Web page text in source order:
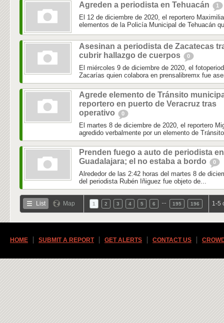
Agreden a periodista en Tehuacán 1
El 12 de diciembre de 2020, el reportero
elementos de la Policía Municipal de Tehuacán
Asesinan a periodista de Zacatecas
cubrir hallazgo de cuerpos
0
El miércoles 9 de diciembre de 2020, el
Zacarías quien colabora en prensalibremx fue
Agrede elemento de Tránsito
reportero en puerto de Veracruz tras
operativo
0
El martes 8 de diciembre de 2020, el reportero
agredido verbalmente por un elemento de
Prenden fuego a auto de periodista en
Guadalajara; el no estaba a bordo
0
Alrededor de las 2:42 horas del martes 8 de
del periodista Rubén Iñiguez fue objeto de...
List Map 1 2 3 4 5 6 195 196 1-5
HOME SUBMIT A REPORT GET ALERTS CONTACT US